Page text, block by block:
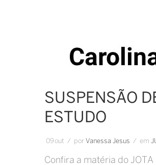
SUSPENSÃO
ESTUDO
09out / por Vanessa Jesus / em
Confira a matéria do